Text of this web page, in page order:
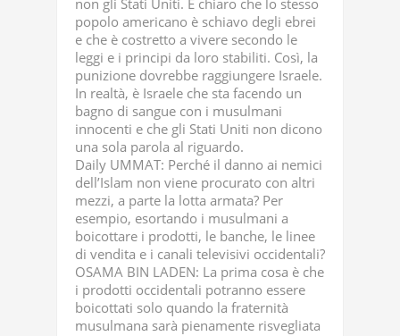
non gli Stati Uniti. È chiaro che lo stesso
popolo americano è schiavo degli ebrei
e che è costretto a vivere secondo le
leggi e i principi da loro stabiliti. Così, la
punizione dovrebbe raggiungere Israele.
In realtà, è Israele che sta facendo un
bagno di sangue con i musulmani
innocenti e che gli Stati Uniti non dicono
una sola parola al riguardo.
Daily UMMAT: Perché il danno ai nemici
dell’Islam non viene procurato con altri
mezzi, a parte la lotta armata? Per
esempio, esortando i musulmani a
boicottare i prodotti, le banche, le linee
di vendita e i canali televisivi occidentali?
OSAMA BIN LADEN: La prima cosa è che
i prodotti occidentali potranno essere
boicottati solo quando la fraternità
musulmana sarà pienamente risvegliata